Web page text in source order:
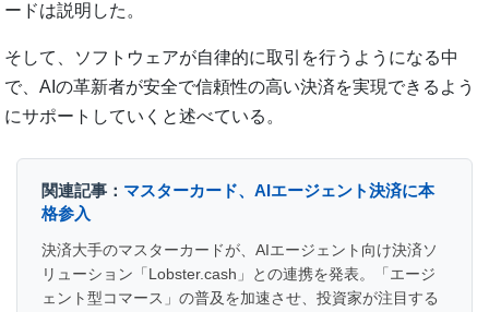
ードは説明した。
そして、ソフトウェアが自律的に取引を行うようになる中
で、AIの革新者が安全で信頼性の高い決済を実現できるよう
にサポートしていくと述べている。
関連記事： マスターカード、AIエージェント決済に本
格参入
決済大手のマスターカードが、AIエージェント向け決済ソ
リューション「Lobster.cash」との連携を発表。「エージ
ェント型コマース」の普及を加速させ、投資家が注目する